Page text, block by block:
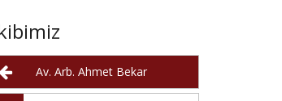
Av. Arb. Ahmet Bekar